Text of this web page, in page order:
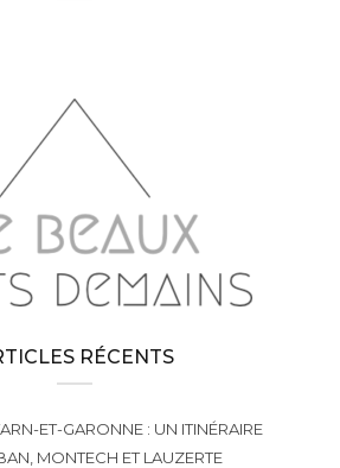
RÉCENTS
ET-GARONNE : UN ITINÉRAIRE
MONTECH ET LAUZERTE